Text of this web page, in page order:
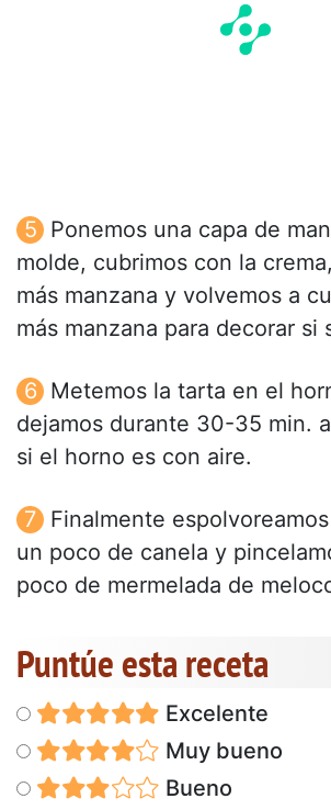
Ponemos una capa de
molde, cubrimos con la
más manzana y volvemos a
más manzana para decorar si
Metemos la tarta en el
dejamos durante 30-35 min.
si el horno es con aire.
Finalmente
un poco de canela y
poco de mermelada de
Puntúe esta receta
Excelente
Muy bueno
Bueno